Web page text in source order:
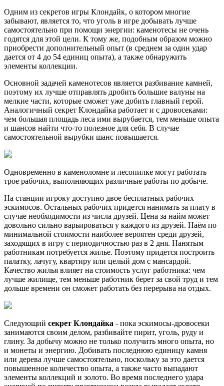
Одним из секретов игры Клондайк, о котором многие
забывают, является то, что уголь в игре добывать лучше
самостоятельно при помощи энергии: каменотесы не очень
годятся для этой цели. К тому же, подобным образом можно
приобрести дополнительный опыт (в среднем за один удар
дается от 4 до 54 единиц опыта), а также обнаружить
элементы коллекции.
Основной задачей каменотесов является разбивание камней,
поэтому их лучше отправлять дробить большие валуны на
мелкие части, которые сможет уже добить главный герой.
Аналогичный секрет Клондайка работает и с дровосеками:
чем большая площадь леса ими вырубается, тем меньше опыта
и шансов найти что-то полезное для себя. В случае
самостоятельной вырубки шанс повышается.
Одновременно в каменоломне и лесопилке могут работать
трое рабочих, выполняющих различные работы по добыче.
На станции игроку доступно двое бесплатных рабочих –
эскимосов. Остальных рабочих придется нанимать за плату в
случае необходимости из числа друзей. Цена за найм может
довольно сильно варьироваться у каждого из друзей. Наём по
минимальной стоимости наиболее вероятен среди друзей,
заходящих в игру с периодичностью раз в 2 дня. Нанятым
работникам потребуется жилье. Поэтому придется построить
палатку, лачугу, квартиру или целый дом с мансардой.
Качество жилья влияет на стоимость услуг работника: чем
лучше жилище, тем меньше работник берет за свой труд и тем
дольше времени он сможет работать без перерыва на отдых.
Следующий секрет Клондайка - пока эскимосы-дровосеки
занимаются своим делом, разбивайте пирит, уголь, руду и
глину. За добычу можно не только получить много опыта, но
и монеты и энергию. Добивать последнюю единицу камня
или дерева лучше самостоятельно, поскольку за это дается
повышенное количество опыта, а также часто выпадают
элементы коллекций и золото. Во время последнего удара